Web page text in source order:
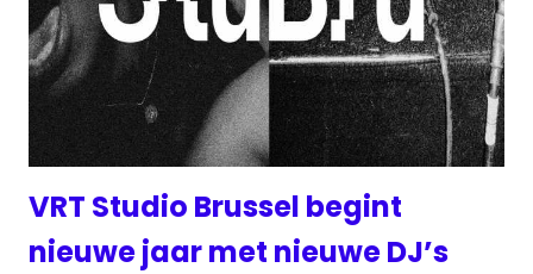
VRT Studio Brussel begint
nieuwe jaar met nieuwe DJ’s